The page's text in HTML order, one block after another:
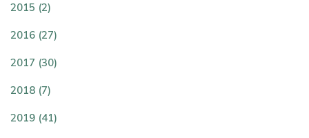
2015 (2)
2016 (27)
2017 (30)
2018 (7)
2019 (41)